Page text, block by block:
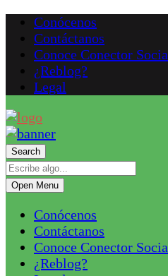
Conócenos
Contáctanos
Conoce Conector
¿Reblog?
Legal
Search
Open Menu
Conócenos
Contáctanos
Conoce Conector
¿Reblog?